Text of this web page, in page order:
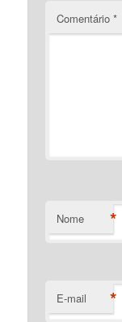
Comentário*
Nome *
E-mail *